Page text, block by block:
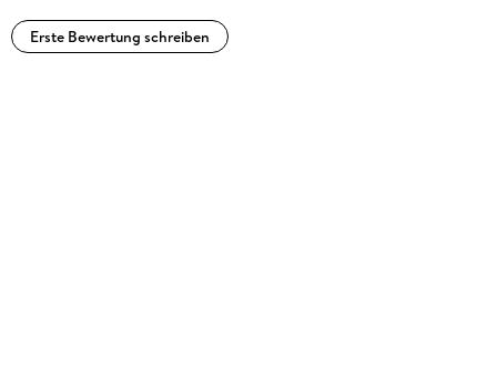
Erste Bewertung schreiben